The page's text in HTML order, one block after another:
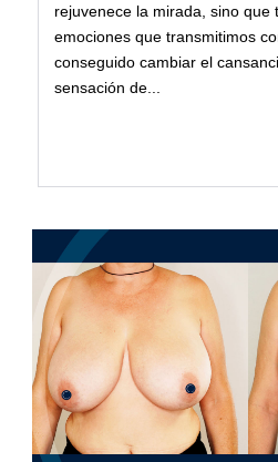
rejuvenece la mirada, sino que
emociones que transmitimos
conseguido cambiar el
sensación de...